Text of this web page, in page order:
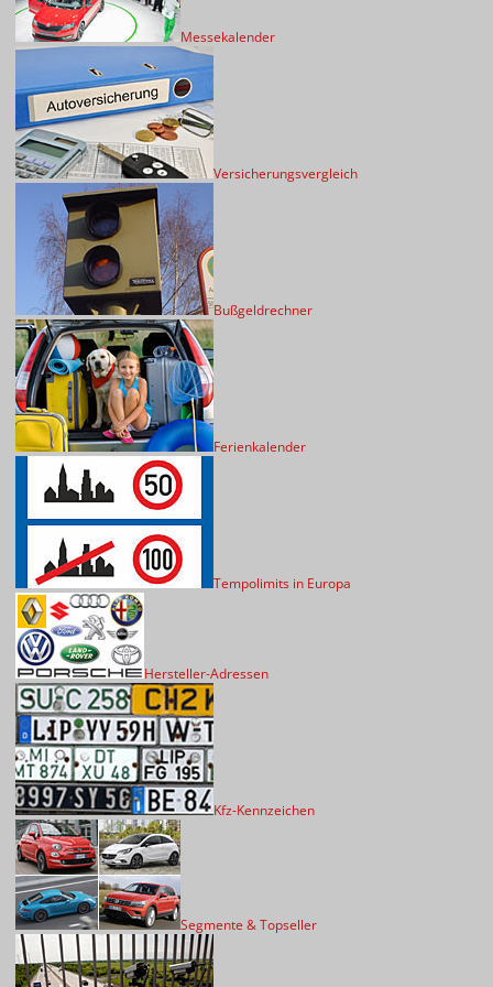
Messekalender
Versicherungsvergleich
Bußgeldrechner
Ferienkalender
Tempolimits in Europa
Hersteller-Adressen
Kfz-Kennzeichen
Segmente & Topseller